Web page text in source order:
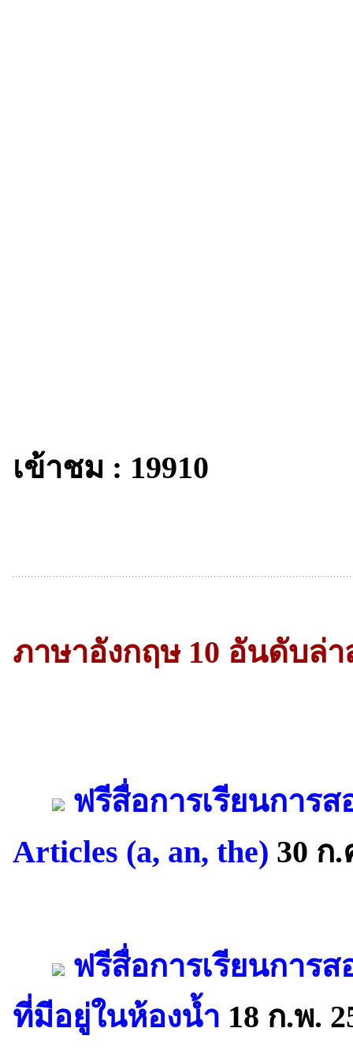
เข้าชม : 19910
ภาษาอังกฤษ 10 อันดับล่
ฟรีสื่อการเรียนการ
Articles (a, an, the) 30 ก.
ฟรีสื่อการเรียนการ
ที่มีอยู่ในห้องน้ำ 18 ก.พ.